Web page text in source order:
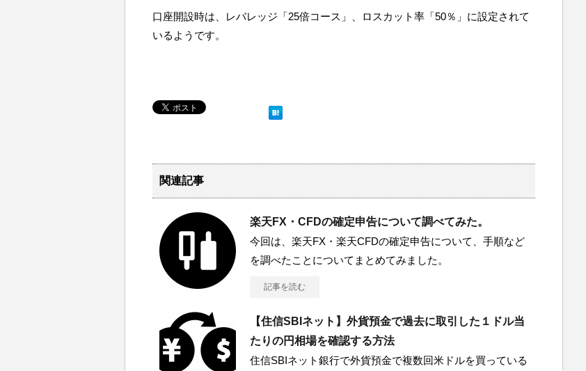
口座開設時は、レバレッジ「25倍コース」、ロスカット率「50％」に設定されて
いるようです。
関連記事
楽天FX・CFDの確定申告について調べてみた。
今回は、楽天FX・楽天CFDの確定申告について、手順など
を調べたことについてまとめてみました。
記事を読む
【住信SBIネット】外貨預金で過去に取引した１ドル当
たりの円相場を確認する方法
住信SBIネット銀行で外貨預金で複数回米ドルを買っている